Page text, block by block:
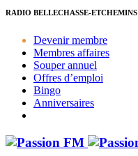
RADIO BELLECHASSE-ETCHEMINS
Devenir membre
Membres affaires
Souper annuel
Offres d’emploi
Bingo
Anniversaires